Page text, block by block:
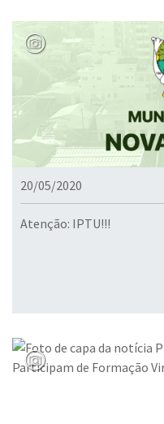
20/05/2020
Atenção: IPTU!!!